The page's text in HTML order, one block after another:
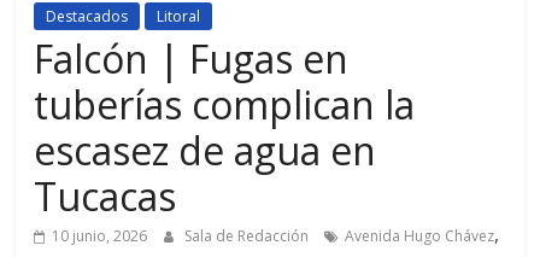
Destacados Litoral
Falcón | Fugas en
tuberías complican la
escasez de agua en
Tucacas
10 junio, 2026 Sala de Redacción Avenida Hugo Chávez,